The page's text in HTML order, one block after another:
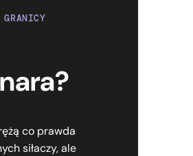
co prawda
siłaczy, ale